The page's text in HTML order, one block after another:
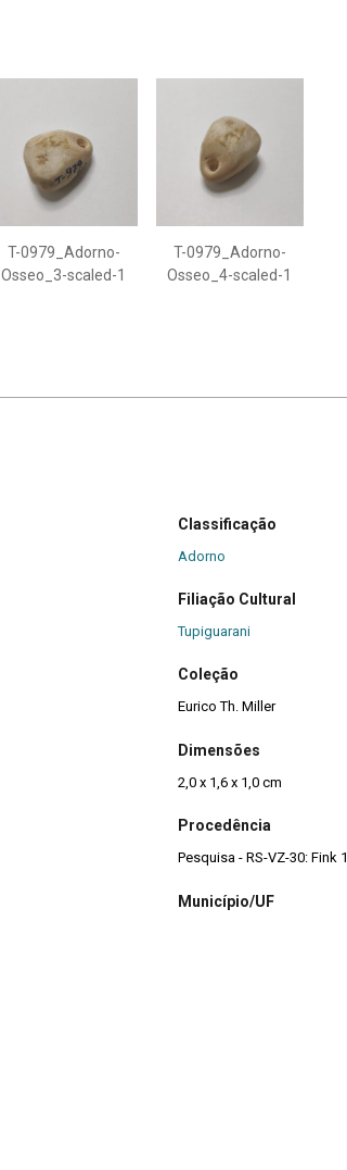
T-0979_Adorno-
Osseo_3-scaled-1
T-0979_Adorno-
Osseo_4-scaled-1
Classificação
Adorno
Filiação Cultural
Tupiguarani
Coleção
Eurico Th. Miller
Dimensões
2,0 x 1,6 x 1,0 cm
Procedência
Pesquisa - RS-VZ-30: Fink 1
Município/UF